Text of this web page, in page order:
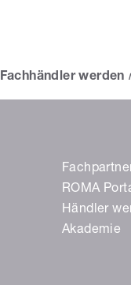
Fachhändler werden
ROMA
Händler
Akademie